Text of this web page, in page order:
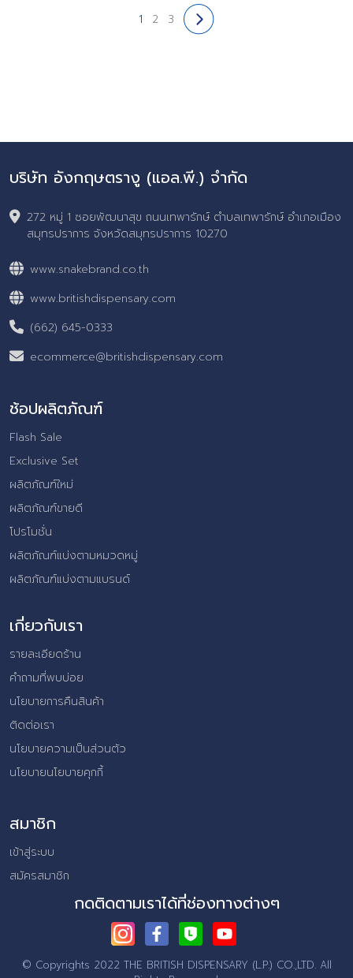
1 2 3
บริษัท อังกฤษตรางู (แอล.พี.) จำกัด
272 หมู่ 1 ซอยพัฒนาสุข ถนนเทพารักษ์ ตำบลเทพารักษ์ อำเภอเมือง
สมุทรปราการ จังหวัดสมุทรปราการ 10270
www.snakebrand.co.th
www.britishdispensary.com
(662) 645-0333
ecommerce@britishdispensary.com
ช้อปผลิตภัณฑ์
Flash Sale
Exclusive Set
ผลิตภัณฑ์ใหม่
ผลิตภัณฑ์ขายดี
โปรโมชั่น
ผลิตภัณฑ์แบ่งตามหมวดหมู่
ผลิตภัณฑ์แบ่งตามแบรนด์
เกี่ยวกับเรา
รายละเอียดร้าน
คำถามที่พบบ่อย
นโยบายการคืนสินค้า
ติดต่อเรา
นโยบายความเป็นส่วนตัว
นโยบายนโยบายคุกกี้
สมาชิก
เข้าสู่ระบบ
สมัครสมาชิก
กดติดตามเราได้ที่ช่องทางต่างๆ
© Copyrights 2022 THE BRITISH DISPENSARY (L.P.) CO.,LTD.All